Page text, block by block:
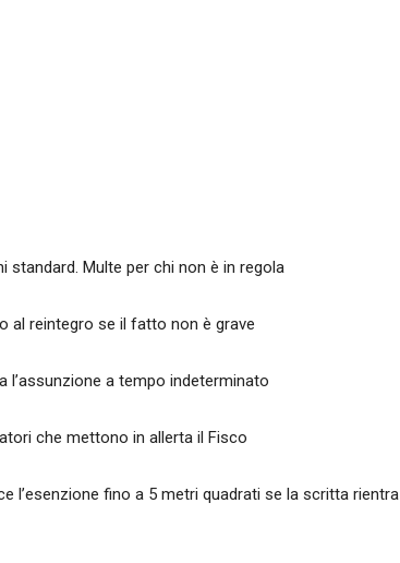
standard. Multe per chi non è in regola
al reintegro se il fatto non è grave
a tempo indeterminato
che mettono in allerta il Fisco
l’esenzione fino a 5 metri quadrati se la scritta rientra